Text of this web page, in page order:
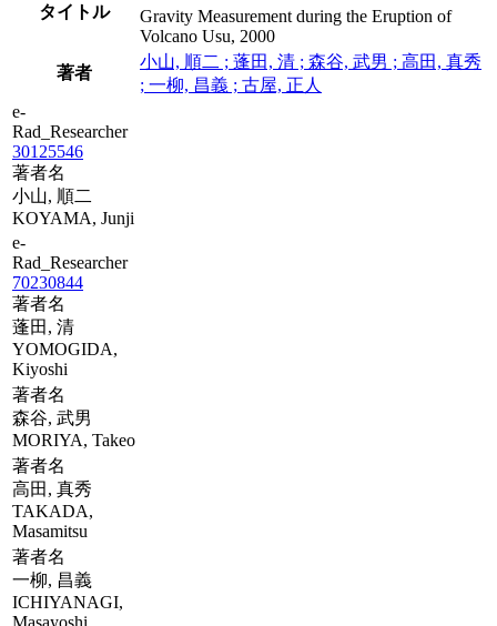
タイトル
Gravity Measurement during the Eruption of
Volcano Usu, 2000
著者
小山, 順二 ; 蓬田, 清 ; 森谷, 武男 ; 高田, 真秀
; 一柳, 昌義 ; 古屋, 正人
e-
Rad_Researcher
30125546
著者名
小山, 順二
KOYAMA, Junji
e-
Rad_Researcher
70230844
著者名
蓬田, 清
YOMOGIDA,
Kiyoshi
著者名
森谷, 武男
MORIYA, Takeo
著者名
高田, 真秀
TAKADA,
Masamitsu
著者名
一柳, 昌義
ICHIYANAGI,
Masayoshi